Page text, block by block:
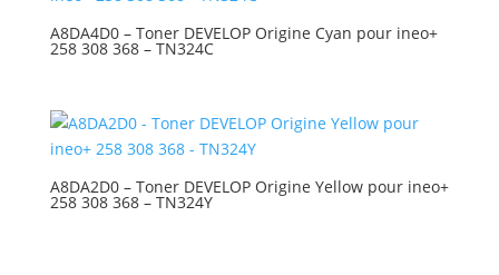
A8DA4D0 – Toner DEVELOP Origine Cyan pour ineo+
258 308 368 – TN324C
A8DA2D0 – Toner DEVELOP Origine Yellow pour ineo+
258 308 368 – TN324Y